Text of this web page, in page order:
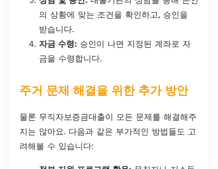
의 상황에 맞는 조건을 확인하고, 승인을
받습니다.
자금 수령: 승인이 나면 지정된 계좌로 자
금을 수령합니다.
주거 문제 해결을 위한 추가 방안
물론 무직자보증금대출이 모든 문제를 해결해주
지는 않아요. 다음과 같은 부가적인 방법들도 고
려해볼 수 있습니다: